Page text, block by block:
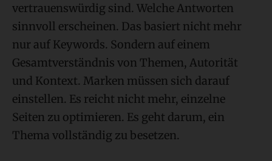
vertrauenswürdig sind. Welche Antworten
sinnvoll erscheinen. Das basiert nicht mehr
nur auf Keywords. Sondern auf einem
Gesamtverständnis von Themen, Autorität
und Kontext. Marken müssen sich darauf
einstellen. Es reicht nicht mehr, einzelne
Seiten zu optimieren. Es geht darum, ein
Thema vollständig zu besetzen.